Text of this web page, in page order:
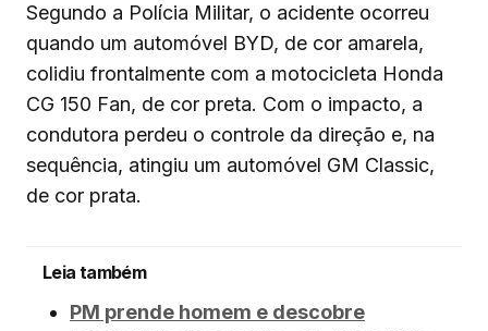
Segundo a Polícia Militar, o acidente ocorreu
quando um automóvel BYD, de cor amarela,
colidiu frontalmente com a motocicleta Honda
CG 150 Fan, de cor preta. Com o impacto, a
condutora perdeu o controle da direção e, na
sequência, atingiu um automóvel GM Classic,
de cor prata.
Leia também
PM prende homem e descobre